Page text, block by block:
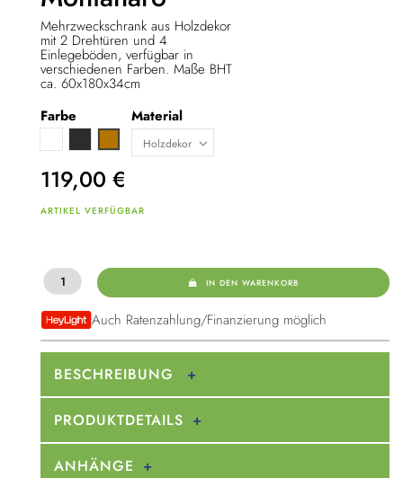
Mehrzweckschrank aus Holzdekor
mit 2 Drehtüren und 4
Einlegeböden, verfügbar in
verschiedenen Farben. Maße BHT
ca. 60x180x34cm
Farbe
Eiche Sonoma
Material
119,00 €
ARTIKEL VERFÜGBAR
IN DEN WARENKORB
Auch Ratenzahlung/Finanzierung möglich
BESCHREIBUNG
PRODUKTDETAILS
ANHÄNGE